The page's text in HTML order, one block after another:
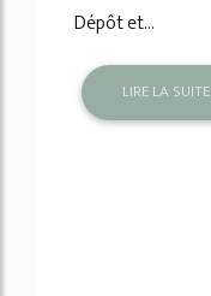
Dépôt et...
LIRE LA SUITE